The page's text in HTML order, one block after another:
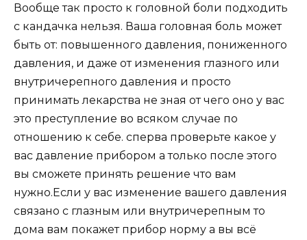
Вообще так просто к головной боли подходить
с кандачка нельзя. Ваша головная боль может
быть от: повышенного давления, пониженного
давления, и даже от изменения глазного или
внутричерепного давления и просто
принимать лекарства не зная от чего оно у вас
это преступление во всяком случае по
отношению к себе. сперва проверьте какое у
вас давление прибором а только после этого
вы сможете принять решение что вам
нужно.Если у вас изменение вашего давления
связано с глазным или внутричерепным то
дома вам покажет прибор норму а вы всё